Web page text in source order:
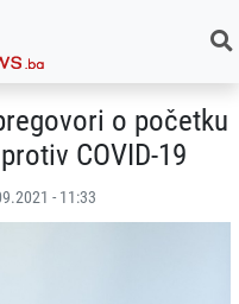
o početku
COVID-19
- 11:33